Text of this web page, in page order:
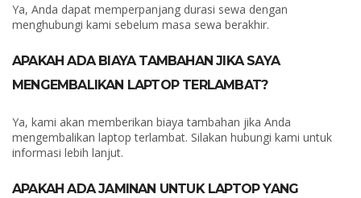
Ya, Anda dapat memperpanjang durasi sewa dengan
menghubungi kami sebelum masa sewa berakhir.
APAKAH ADA BIAYA TAMBAHAN JIKA SAYA
MENGEMBALIKAN LAPTOP TERLAMBAT?
Ya, kami akan memberikan biaya tambahan jika Anda
mengembalikan laptop terlambat. Silakan hubungi kami untuk
informasi lebih lanjut.
APAKAH ADA JAMINAN UNTUK LAPTOP YANG